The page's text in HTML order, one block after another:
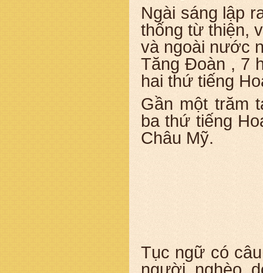
Ngài sáng lập
thống từ thiện,
và ngoài nước
Tăng Đoàn , 7
hai thứ tiếng
Gần một trăm
ba thứ tiếng
Châu Mỹ.
Tục ngữ có